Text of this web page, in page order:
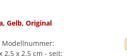
Gelb, Original
Modellnummer:
2,5 x 2,5 cm - seit: